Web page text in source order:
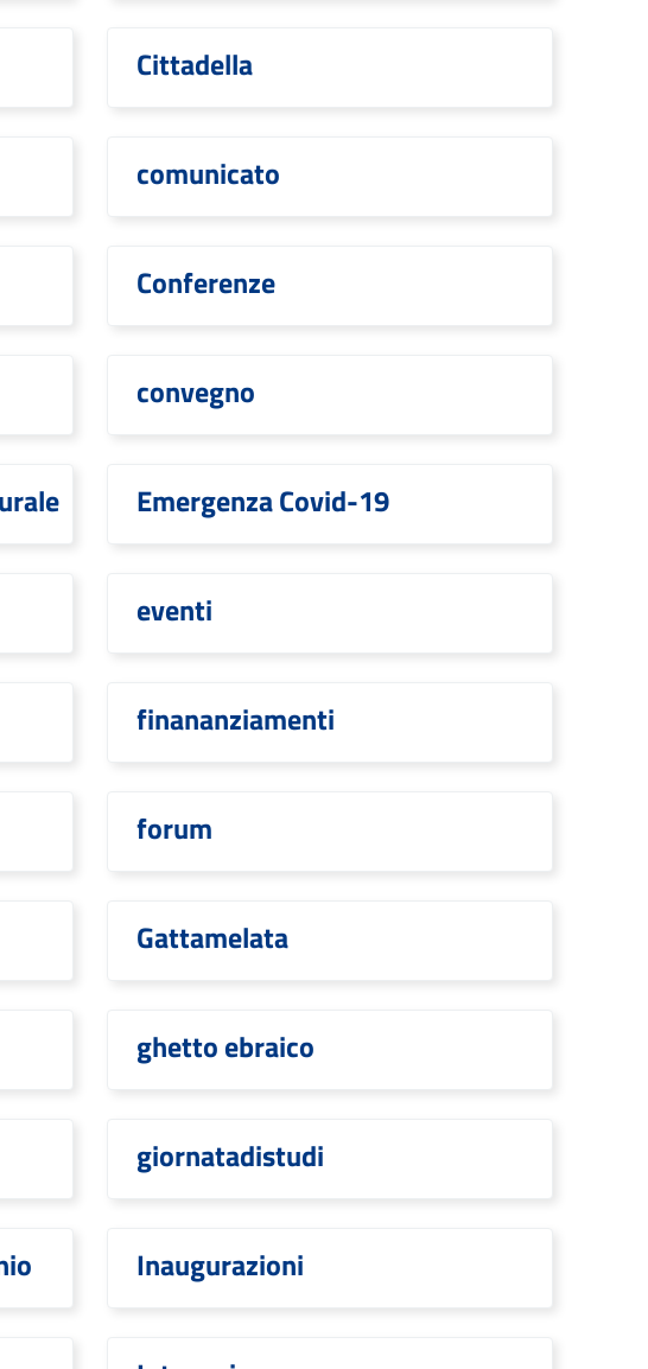
Cittadella
comunicato
Conferenze
convegno
Emergenza Covid-19
eventi
finananziamenti
forum
Gattamelata
ghetto ebraico
giornatadistudi
Inaugurazioni